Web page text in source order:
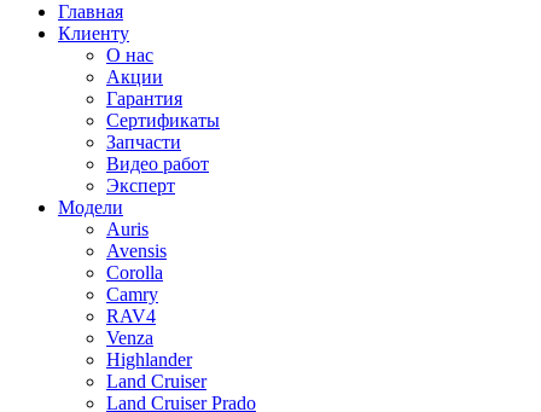
Главная
Клиенту
О нас
Акции
Гарантия
Сертификаты
Запчасти
Видео работ
Эксперт
Модели
Auris
Avensis
Corolla
Camry
RAV4
Venza
Highlander
Land Cruiser
Land Cruiser Prado